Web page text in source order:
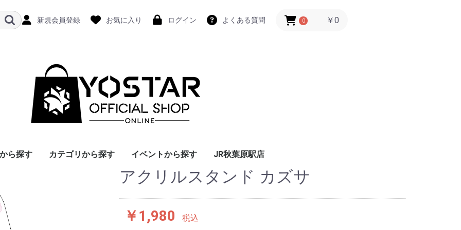
新規会員登録 お気に入り ログイン よくある質問 0 ￥0
ら探す カテゴリから探す イベントから探す JR秋葉原駅店
アクリルスタンド カズサ
￥1,980 税込